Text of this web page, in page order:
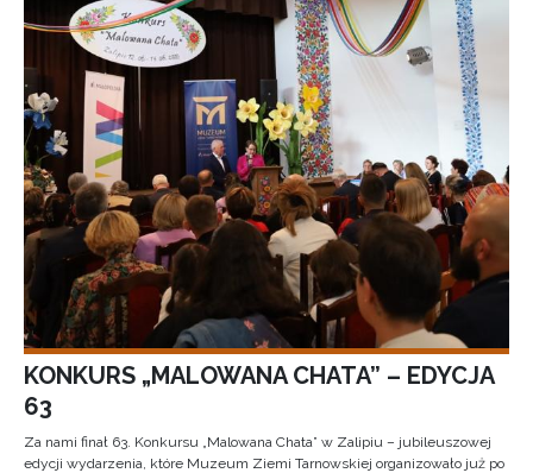
KONKURS „MALOWANA CHATA” – EDYCJA
63
Za nami finał 63. Konkursu „Malowana Chata” w Zalipiu – jubileuszowej
edycji wydarzenia, które Muzeum Ziemi Tarnowskiej organizowało już po